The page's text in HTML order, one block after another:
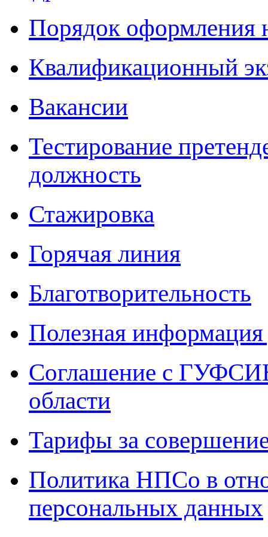
Порядок оформления
Квалификационный
Вакансии
Тестирование
должность
Стажировка
Горячая линия
Благотворительность
Полезная
Соглашение с
области
Тарифы за
Политика НПСо в
персональных данных